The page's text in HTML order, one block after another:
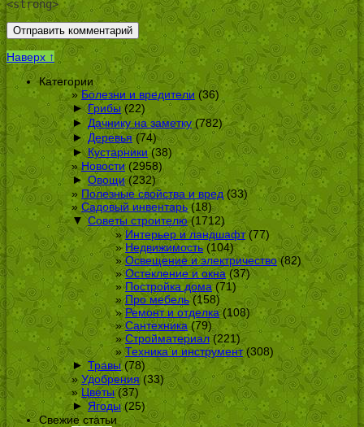
<strong>
Наверх ↑
Категории
Болезни и вредители (36)
► Грибы(22)
► Дачнику на заметку(782)
► Деревья(74)
► Кустарники(38)
Новости(2958)
► Овощи(232)
Полезные свойства и вред(33)
Садовый инвентарь(18)
▼ Советы строителю(1712)
Интерьер и ландшафт(77)
Недвижимость (104)
Освещение и электричество(82)
Остекление и окна(37)
Постройка дома(71)
Про мебель(158)
Ремонт и отделка(108)
Сантехника (79)
Стройматериал(221)
Техника и инструмент(308)
► Травы(78)
Удобрения(33)
Цветы(37)
► Ягоды(25)
Свежие статьи